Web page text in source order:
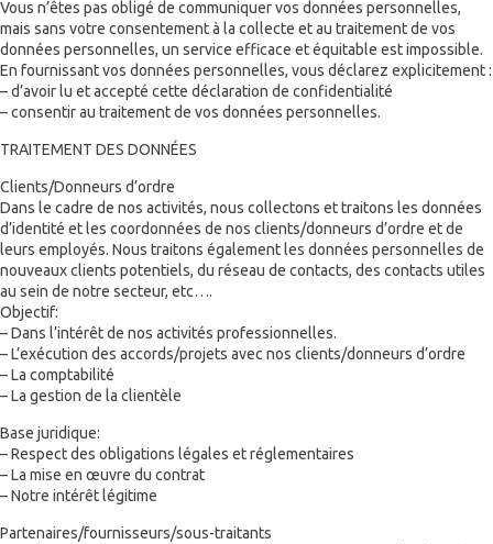
Vous n’êtes pas obligé de communiquer vos données personnelles,
mais sans votre consentement à la collecte et au traitement de vos
données personnelles, un service efficace et équitable est impossible.
En fournissant vos données personnelles, vous déclarez explicitement :
– d’avoir lu et accepté cette déclaration de confidentialité
– consentir au traitement de vos données personnelles.
TRAITEMENT DES DONNÉES
Clients/Donneurs d’ordre
Dans le cadre de nos activités, nous collectons et traitons les données
d’identité et les coordonnées de nos clients/donneurs d’ordre et de
leurs employés. Nous traitons également les données personnelles de
nouveaux clients potentiels, du réseau de contacts, des contacts utiles
au sein de notre secteur, etc….
Objectif:
– Dans l’intérêt de nos activités professionnelles.
– L’exécution des accords/projets avec nos clients/donneurs d’ordre
– La comptabilité
– La gestion de la clientèle
Base juridique:
– Respect des obligations légales et réglementaires
– La mise en œuvre du contrat
– Notre intérêt légitime
Partenaires/fournisseurs/sous-traitants